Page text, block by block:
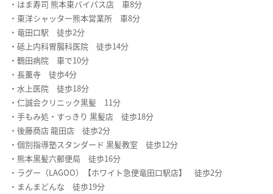
・はま寿司 熊本東バイパス店 車8分
・東洋シャッター熊本営業所 車8分
・竜田口駅 徒歩2分
・砥上内科胃腸科医院 徒歩14分
・鶴田病院 車で10分
・長薫寺 徒歩4分
・水上医院 徒歩18分
・仁誠会クリニック黒髪 11分
・手もみ処・すっきり 黒髪店 徒歩18分
・後藤商店 龍田店 徒歩2分
・個別指導塾スタンダード 黒髪教室 徒歩12分
・熊本黒髪六郵便局 徒歩16分
・ラグー（LAGOO）【ホワイト急便竜田口駅店】 徒歩2分
・まんまどんな 徒歩19分